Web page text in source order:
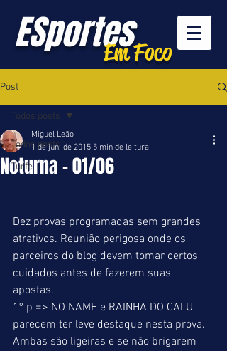
ESportesEm Foco
Post
Todos posts
Turfe
Todos posts
Noturna - 01/06
Miguel Leão
1 de jun. de 2015 5 min de leitura
Dez provas programadas sem grandes
atrativos. Reunião perigosa onde os
parceiros do blog devem tomar certos
cuidados antes de fazerem suas
apostas.
1º p => NO NAME e RAINHA DO CALU
parecem ter leve destaque nesta prova.
Ambas são ligeiras e se não brigarem